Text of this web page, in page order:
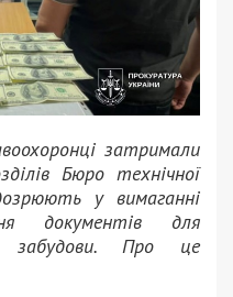
затримали
Бюро технічної
у вимаганні
документів для
забудови. Про це